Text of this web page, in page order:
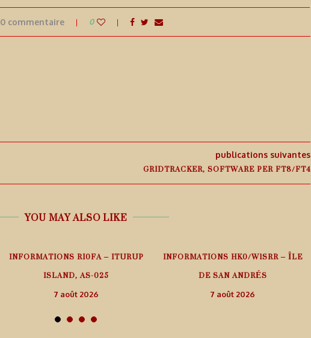
0 commentaire 0
publications suivantes
GRIDTRACKER, SOFTWARE PER FT8/FT4
YOU MAY ALSO LIKE
INFORMATIONS RI0FA – ITURUP
ISLAND, AS-025
7 août 2026
INFORMATIONS HK0/W1SRR – ÎLE
DE SAN ANDRÉS
7 août 2026